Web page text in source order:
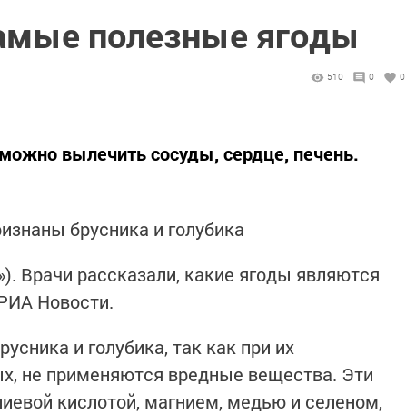
полезные ягоды
510 0 0
вылечить сосуды, сердце, печень.
брусника и голубика
Врачи рассказали, какие ягоды являются
Новости.
и голубика, так как при их
не применяются вредные вещества. Эти
кислотой, магнием, медью и селеном,